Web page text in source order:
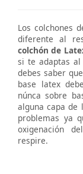
Los colchones
diferente al
colchón de
si te adaptas al
debes saber
base latex
núnca sobre
alguna capa de
problemas ya
oxigenación
respire.